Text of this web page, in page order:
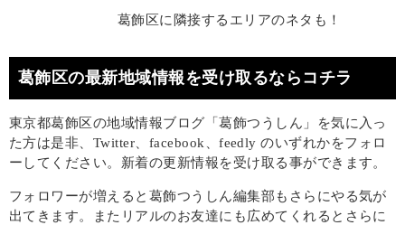
葛飾区に隣接するエリアのネタも！
葛飾区の最新地域情報を受け取るならコチラ
東京都葛飾区の地域情報ブログ「葛飾つうしん」を気に入っ
た方は是非、Twitter、facebook、feedly のいずれかをフォロ
ーしてください。新着の更新情報を受け取る事ができます。
フォロワーが増えると葛飾つうしん編集部もさらにやる気が
出てきます。またリアルのお友達にも広めてくれるとさらに